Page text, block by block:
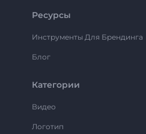
Ресурсы
Инструменты Для Брендинга
Блог
Категории
Видео
Логотип